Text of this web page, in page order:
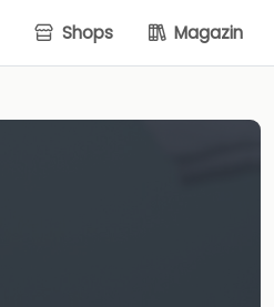
Shops Magazin